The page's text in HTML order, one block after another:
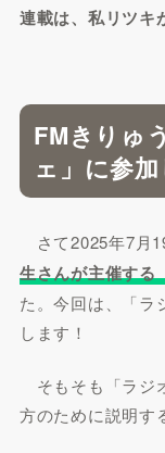
連載は、私リツキ
FMきりゅ
ェ」に参
さて2025年7月
生さんが主催する
た。今回は、「ラ
します！
そもそも「ラジ
方のために説明す